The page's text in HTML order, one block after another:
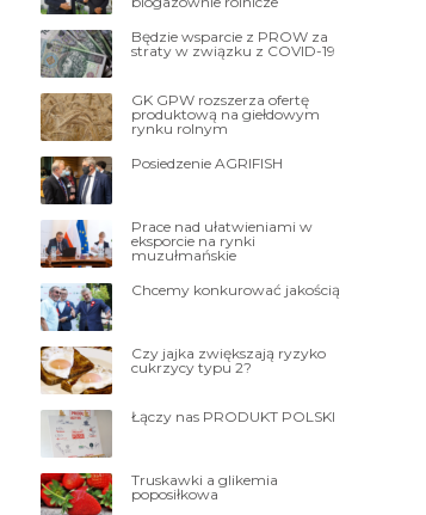
Będzie wsparcie z PROW za
straty w związku z COVID-19
GK GPW rozszerza ofertę
produktową na giełdowym
rynku rolnym
Posiedzenie AGRIFISH
Prace nad ułatwieniami w
eksporcie na rynki
muzułmańskie
Chcemy konkurować jakością
Czy jajka zwiększają ryzyko
cukrzycy typu 2?
Łączy nas PRODUKT POLSKI
Truskawki a glikemia
poposiłkowa